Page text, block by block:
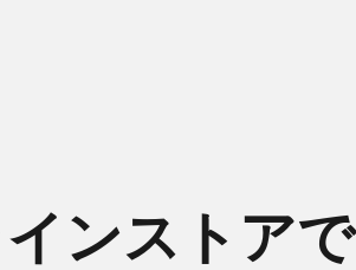
ンストアで